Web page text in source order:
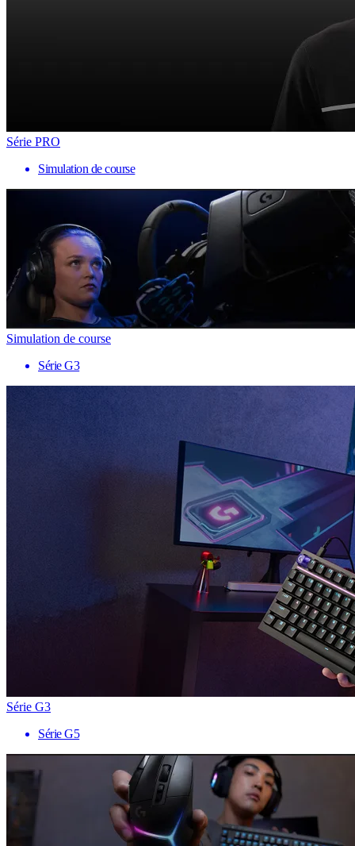
Série PRO
Simulation de course
Simulation de course
Série G3
Série G3
Série G5